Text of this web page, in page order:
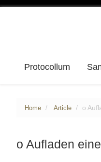
Protocollum
Home Article o
o Aufladen